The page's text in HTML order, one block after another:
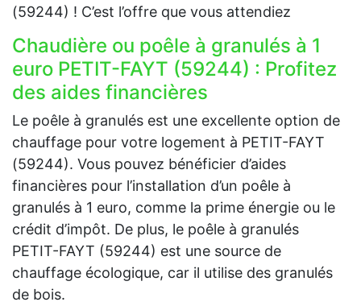
(59244) ! C’est l’offre que vous attendiez
Chaudière ou poêle à granulés à 1
euro PETIT-FAYT (59244) : Profitez
des aides financières
Le poêle à granulés est une excellente option de
chauffage pour votre logement à PETIT-FAYT
(59244). Vous pouvez bénéficier d’aides
financières pour l’installation d’un poêle à
granulés à 1 euro, comme la prime énergie ou le
crédit d’impôt. De plus, le poêle à granulés
PETIT-FAYT (59244) est une source de
chauffage écologique, car il utilise des granulés
de bois.